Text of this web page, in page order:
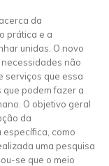
da
prática e a
unidas. O novo
não
serviços que essa
podem fazer a
O objetivo geral
da
como
uma pesquisa
se que o meio